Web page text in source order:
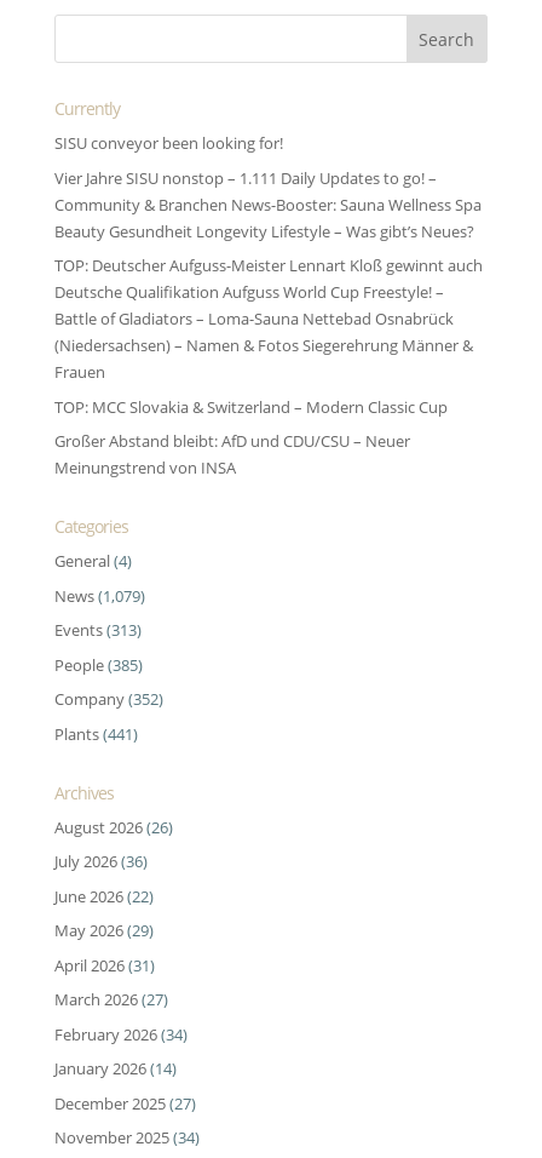
Currently
SISU conveyor been looking for!
Vier Jahre SISU nonstop – 1.111 Daily Updates to go! –
Community & Branchen News-Booster: Sauna Wellness Spa
Beauty Gesundheit Longevity Lifestyle – Was gibt’s Neues?
TOP: Deutscher Aufguss-Meister Lennart Kloß gewinnt auch
Deutsche Qualifikation Aufguss World Cup Freestyle! –
Battle of Gladiators – Loma-Sauna Nettebad Osnabrück
(Niedersachsen) – Namen & Fotos Siegerehrung Männer &
Frauen
TOP: MCC Slovakia & Switzerland – Modern Classic Cup
Großer Abstand bleibt: AfD und CDU/CSU – Neuer
Meinungstrend von INSA
Categories
General(4)
News(1,079)
Events(313)
People(385)
Company(352)
Plants(441)
Archives
August 2026(26)
July 2026(36)
June 2026(22)
May 2026(29)
April 2026(31)
March 2026(27)
February 2026(34)
January 2026(14)
December 2025(27)
November 2025(34)